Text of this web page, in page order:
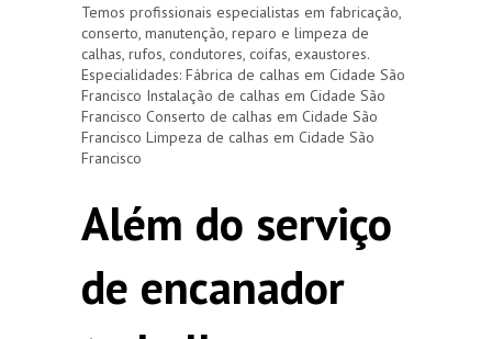
Temos profissionais especialistas em fabricação,
conserto, manutenção, reparo e limpeza de
calhas, rufos, condutores, coifas, exaustores.
Especialidades: Fábrica de calhas em Cidade São
Francisco Instalação de calhas em Cidade São
Francisco Conserto de calhas em Cidade São
Francisco Limpeza de calhas em Cidade São
Francisco
Além do serviço
de encanador